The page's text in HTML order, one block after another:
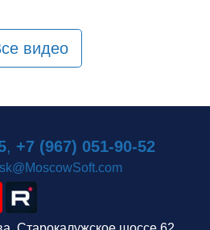
видео
, +7 (967) 051-90-52